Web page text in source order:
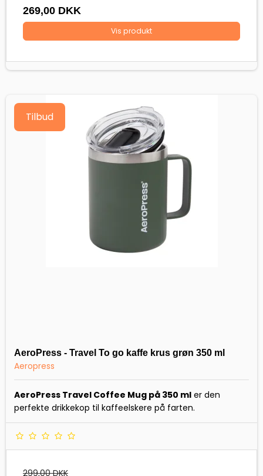
269,00 DKK
Vis produkt
Tilbud
AeroPress - Travel To go kaffe krus grøn 350 ml
Aeropress
AeroPress Travel Coffee Mug på 350 ml er den
perfekte drikkekop til kaffeelskere på farten.
299,00 DKK